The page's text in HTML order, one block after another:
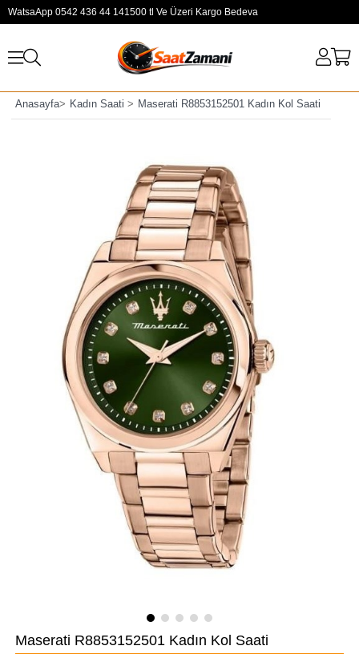
WatsaApp 0542 436 44 141500 tl Ve Üzeri Kargo Bedeva
Anasayfa> Kadın Saati > Maserati R8853152501 Kadın Kol Saati
Maserati R8853152501 Kadın Kol Saati